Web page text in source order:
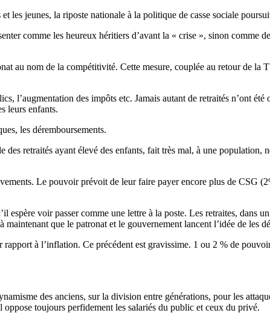
les jeunes, la riposte nationale à la politique de casse sociale
comme les heureux héritiers d’avant la « crise », sinon comme
au nom de la compétitivité. Cette mesure, couplée au retour de la
l’augmentation des impôts etc. Jamais autant de retraités n’ont
leurs enfants.
les déremboursements.
retraités ayant élevé des enfants, fait très mal, à une population,
Le pouvoir prévoit de leur faire payer encore plus de CSG
voir passer comme une lettre à la poste. Les retraites, dans
que le patronat et le gouvernement lancent l’idée de les
à l’inflation. Ce précédent est gravissime. 1 ou 2 % de
des anciens, sur la division entre générations, pour les
toujours perfidement les salariés du public et ceux du privé.